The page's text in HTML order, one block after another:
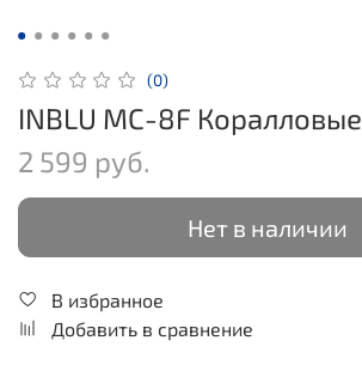
(0)
INBLU MC-8F Коралловые
2 599 руб.
Нет в наличии
В избранное
Добавить в сравнение